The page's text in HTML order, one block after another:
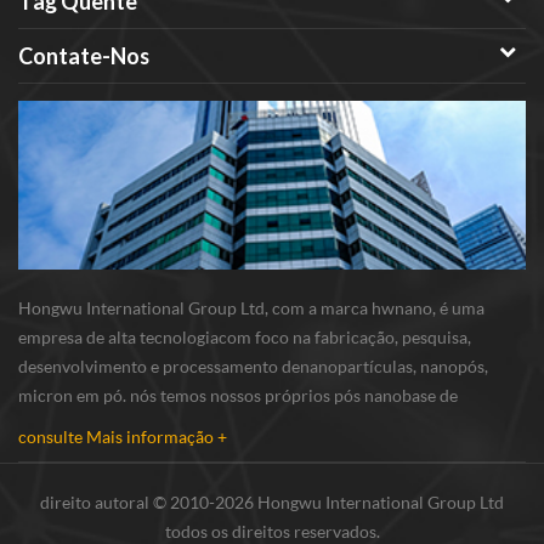
Contate-Nos
Hongwu International Group Ltd, com a marca hwnano, é uma
empresa de alta tecnologiacom foco na fabricação, pesquisa,
desenvolvimento e processamento denanopartículas, nanopós,
micron em pó. nós temos nossos próprios pós nanobase de
consulte Mais informação +
direito autoral © 2010-2026 Hongwu International Group Ltd
todos os direitos reservados.